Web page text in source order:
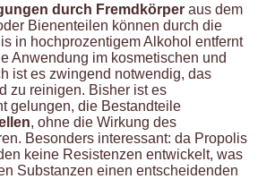
durch Fremdkörper aus dem
Bienenteilen können durch die
in hochprozentigem Alkohol entfernt
Anwendung im kosmetischen und
ist es zwingend notwendig, das
zu reinigen. Bisher ist es
gelungen, die Bestandteile
, ohne die Wirkung des
Besonders interessant: da Propolis
keine Resistenzen entwickelt, was
Substanzen einen entscheidenden